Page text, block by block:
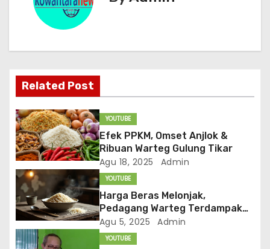
s
i
p
o
s
Related Post
YOUTUBE
Efek PPKM, Omset Anjlok &
Ribuan Warteg Gulung Tikar
Agu 18, 2025 Admin
YOUTUBE
Harga Beras Melonjak,
Pedagang Warteg Terdampak
(KOMPAS TV)
Agu 5, 2025 Admin
YOUTUBE